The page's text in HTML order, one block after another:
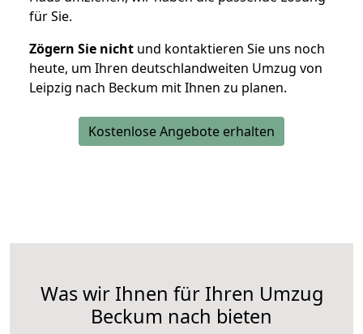
für Sie.
Zögern Sie nicht und kontaktieren Sie uns noch
heute, um Ihren deutschlandweiten Umzug von
Leipzig nach Beckum mit Ihnen zu planen.
Kostenlose Angebote erhalten
Was wir Ihnen für Ihren Umzug
Beckum nach bieten